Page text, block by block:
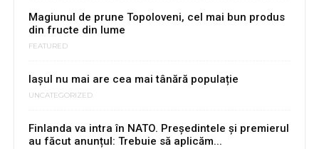
Magiunul de prune Topoloveni, cel mai bun produs
din fructe din lume
FEATURED
Iașul nu mai are cea mai tânără populație
UNCATEGORIZED
Finlanda va intra în NATO. Președintele și premierul
au făcut anunțul: Trebuie să aplicăm...